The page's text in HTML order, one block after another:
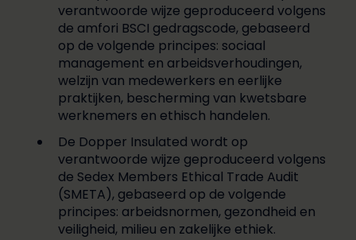
verantwoorde wijze geproduceerd volgens
de amfori BSCI gedragscode, gebaseerd
op de volgende principes: sociaal
management en arbeidsverhoudingen,
welzijn van medewerkers en eerlijke
praktijken, bescherming van kwetsbare
werknemers en ethisch handelen.
De Dopper Insulated wordt op
verantwoorde wijze geproduceerd volgens
de Sedex Members Ethical Trade Audit
(SMETA), gebaseerd op de volgende
principes: arbeidsnormen, gezondheid en
veiligheid, milieu en zakelijke ethiek.